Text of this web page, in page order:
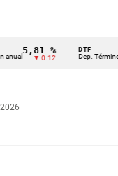
5,81 %
▼ 0.12
DTF
Dep. Término Fijo